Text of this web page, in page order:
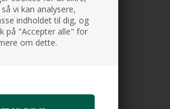
vi kan analysere,
indholdet til dig, og
på "Accepter alle" for
om dette.